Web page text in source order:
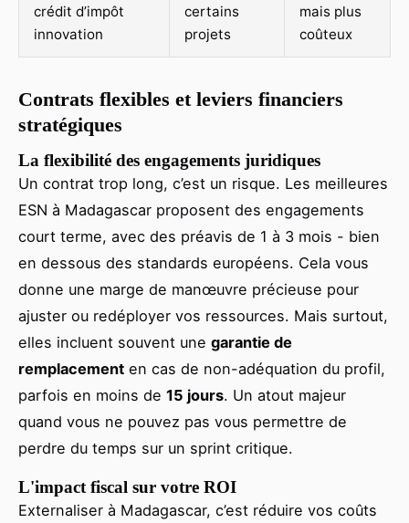
crédit d’impôt
innovation
certains
projets
mais plus
coûteux
Contrats flexibles et leviers financiers
stratégiques
La flexibilité des engagements juridiques
Un contrat trop long, c’est un risque. Les meilleures
ESN à Madagascar proposent des engagements
court terme, avec des préavis de 1 à 3 mois - bien
en dessous des standards européens. Cela vous
donne une marge de manœuvre précieuse pour
ajuster ou redéployer vos ressources. Mais surtout,
elles incluent souvent une garantie de
remplacement en cas de non-adéquation du profil,
parfois en moins de 15 jours. Un atout majeur
quand vous ne pouvez pas vous permettre de
perdre du temps sur un sprint critique.
L'impact fiscal sur votre ROI
Externaliser à Madagascar, c’est réduire vos coûts